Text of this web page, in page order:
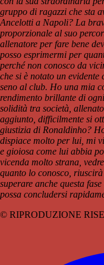
gruppo di ragazzi che sta
Ancelotti a Napoli? La
proporzionale al suo
allenatore per fare bene
posso esprimermi per
perché non conosco da
che si è notato un
seno al club. Ho una mia
rendimento brillante di
solidità tra società,
aggiunto, difficilmente si
giustizia di Ronaldinho?
dispiace molto per lui, mi
e gioiosa come lui abbia
vicenda molto strana,
quanto lo conosco,
superare anche questa
possa concludersi
© RIPRODUZIONE